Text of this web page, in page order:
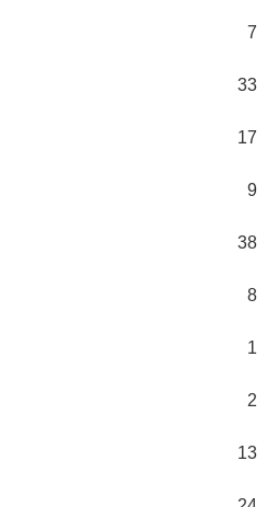
7
33
17
9
38
8
1
2
13